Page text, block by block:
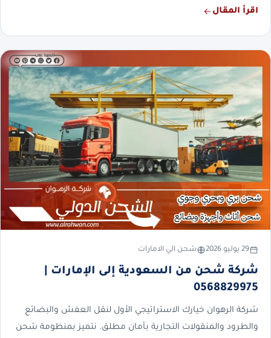
اقرأ المقال
29 يوليو 2026 شحن الي الامارات
شركة شحن من السعودية إلى الإمارات |
0568829975
شركة الرهوان خيارك الاستراتيجي الأول لنقل العفش والبضائع
والطرود والمنقولات التجارية بأمان مطلق. نتميز بمنظومة شحن